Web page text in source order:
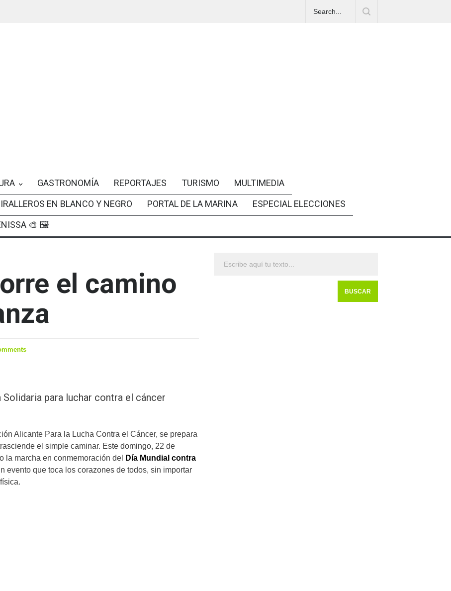
GASTRONOMÍA REPORTAJES TURISMO
MULTIMEDIA
EN BLANCO Y NEGRO PORTAL DE LA MARINA
ESPECIAL ELECCIONES
🎨 🖼
el camino
Solidaria para luchar contra el cáncer
Alicante Para la Lucha Contra el Cáncer, se prepara
el simple caminar. Este domingo, 22 de
la marcha en conmemoración del
Día Mundial contra
evento que toca los corazones de todos, sin importar